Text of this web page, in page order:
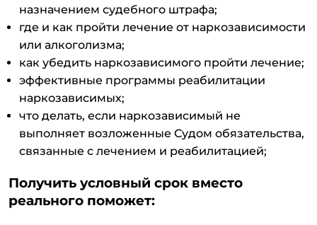
назначением судебного штрафа;
где и как пройти лечение от наркозависимости
или алкоголизма;
как убедить наркозависимого пройти лечение;
эффективные программы реабилитации
наркозависимых;
что делать, если наркозависимый не
выполняет возложенные Судом обязательства,
связанные с лечением и реабилитацией;
Получить условный срок вместо
реального поможет: